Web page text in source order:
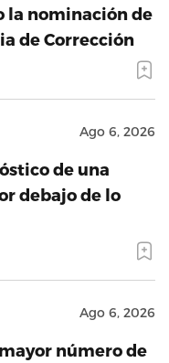
la nominación de
de Corrección
Ago 6, 2026
de una
debajo de lo
Ago 6, 2026
número de